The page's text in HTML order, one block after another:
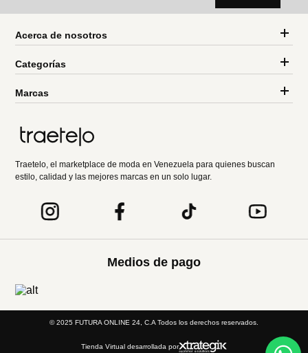
Acerca de nosotros
Categorías
Marcas
Traetelo, el marketplace de moda en Venezuela para quienes buscan
estilo, calidad y las mejores marcas en un solo lugar.
Medios de pago
© 2025 FUTURA ONLINE 24, C.A Todos los derechos reservados.
Tienda Virtual desarrollada por